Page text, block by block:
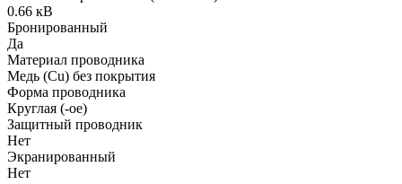
0.66 кВ
Бронированный
Да
Материал проводника
Медь (Cu) без покрытия
Форма проводника
Круглая (-ое)
Защитный проводник
Нет
Экранированный
Нет